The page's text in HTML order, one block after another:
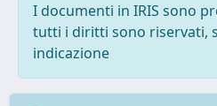
I documenti in IRIS sono
tutti i diritti sono riservati,
indicazione